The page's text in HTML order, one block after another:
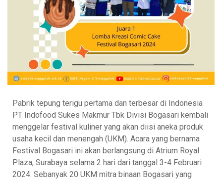
Pabrik tepung terigu pertama dan terbesar di Indonesia
PT Indofood Sukes Makmur Tbk Divisi Bogasari kembali
menggelar festival kuliner yang akan diisi aneka produk
usaha kecil dan menengah (UKM). Acara yang bernama
Festival Bogasari ini akan berlangsung di Atrium Royal
Plaza, Surabaya selama 2 hari dari tanggal 3-4 Februari
2024. Sebanyak 20 UKM mitra binaan Bogasari yang